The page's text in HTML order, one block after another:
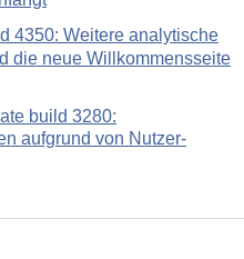
4350: Weitere analytische
die neue Willkommensseite
build 3280:
aufgrund von Nutzer-